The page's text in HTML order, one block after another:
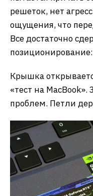
решеток, нет
ощущения, что
Все достаточно
Крышка
«тест на MacBook».
проблем. Петли